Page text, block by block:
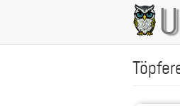
Main